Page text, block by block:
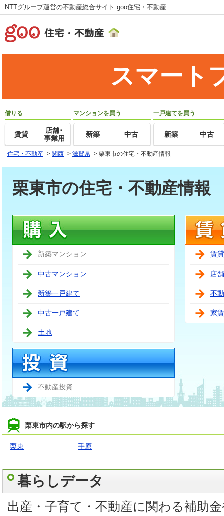
NTTグループ運営の不動産総合サイト goo住宅・不動産
スマート
借りる
賃貸
店舗･
事業用
マンションを買う
新築 中古
一戸建てを買う
新築 中古
住宅・不動産 > 関西 > 滋賀県 > 栗東市の住宅・不動産情報
栗東市の住宅・不動産情報
新築マンション
中古マンション
新築一戸建て
中古一戸建て
土地
不動産投資
賃
店
不
家
栗東市内の駅から探す
栗東 手原
暮らしデータ
出産・子育て・不動産に関わる補助